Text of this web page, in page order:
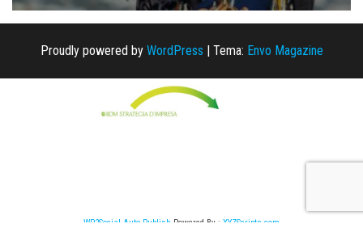
Proudly powered by WordPress | Tema: Envo Magazine
WP2Social Auto Publish Powered By : XYZScripts.com